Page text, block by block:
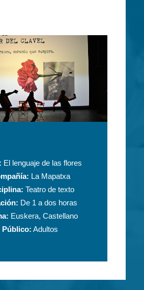
El lenguaje de las flores
La Mapatxa
Teatro de texto
De 1 a dos horas
Euskera, Castellano
Público: Adultos